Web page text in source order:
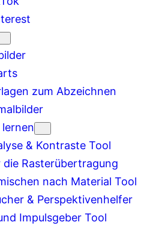
zum Abzeichnen
& Kontraste Tool
die Rasterübertragung
nach Material Tool
& Perspektivenhelfer
Impulsgeber Tool